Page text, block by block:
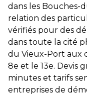
dans les Bouches-
relation des
vérifiés pour des
dans toute la cité
du Vieux-Port aux
8e et le 13e. Devis
minutes et tarifs
entreprises de